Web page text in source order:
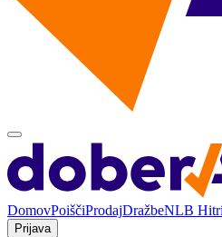
DomovPoiščiProdajDražbeNLB
Prijava